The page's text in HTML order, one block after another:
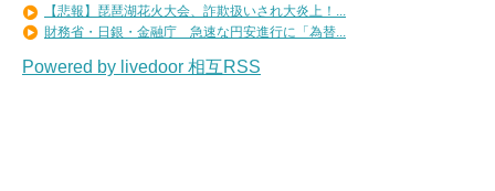
【悲報】琵琶湖花火大会、詐欺扱いされ大炎上！...
財務省・日銀・金融庁 急速な円安進行に「為替...
Powered by livedoor 相互RSS